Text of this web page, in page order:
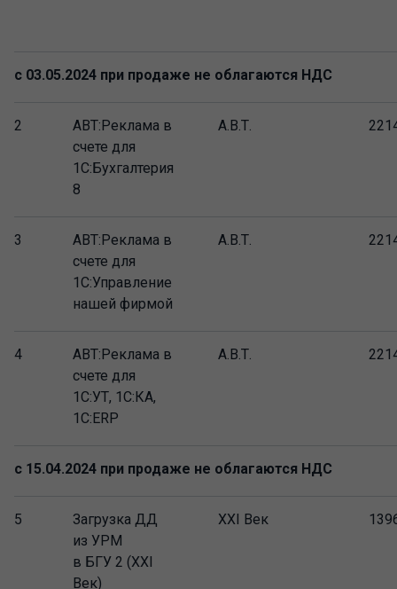
с 03.05.2024 при продаже не облагаются НДС
2
АВТ:Реклама в
счете для
1С:Бухгалтерия
8
А.В.Т.
3
АВТ:Реклама в
счете для
1С:Управление
нашей фирмой
А.В.Т.
4
АВТ:Реклама в
счете для
1С:УТ, 1С:КА,
1C:ERP
А.В.Т.
с 15.04.2024 при продаже не облагаются НДС
5
Загрузка ДД
из УРМ
в БГУ 2 (XXI
Век)
XXI Век